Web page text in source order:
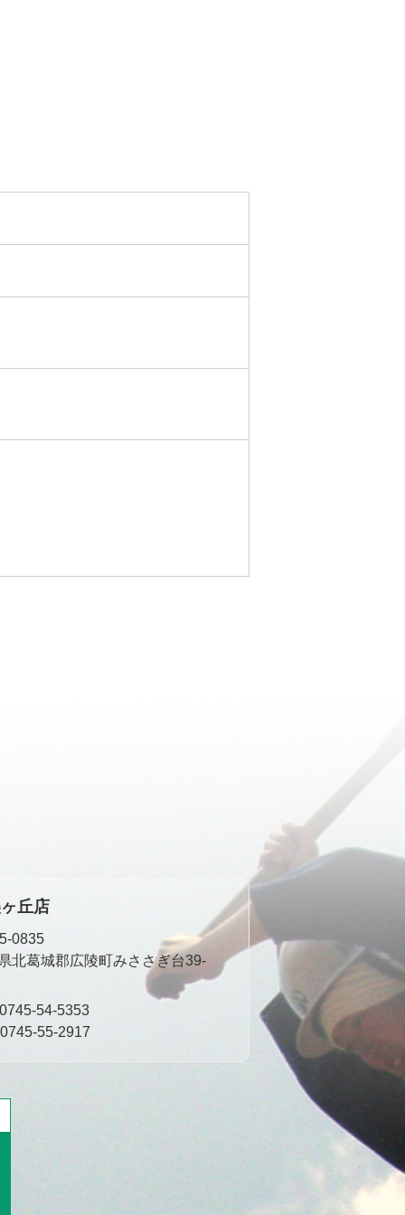
丘店
0835
北葛城郡広陵町みささぎ台39-
0745-54-5353
55-2917